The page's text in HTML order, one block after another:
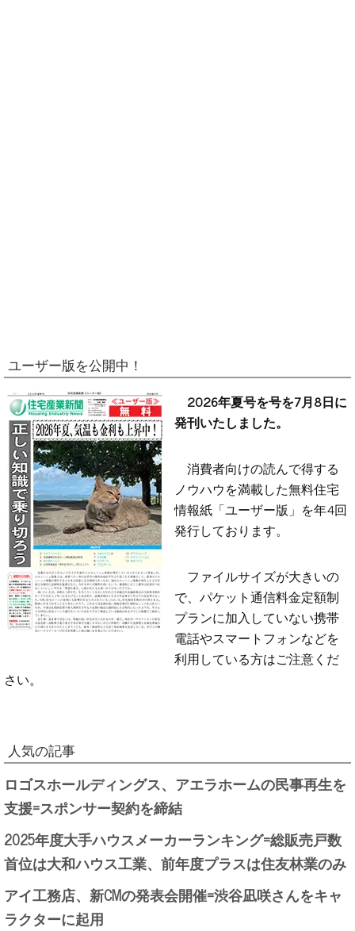
ユーザー版を公開中！
2026年夏号を号を7月8日に
発刊いたしました。
消費者向けの読んで得する
ノウハウを満載した無料住宅
情報紙「ユーザー版」を年4回
発行しております。
ファイルサイズが大きいの
で、パケット通信料金定額制
プランに加入していない携帯
電話やスマートフォンなどを
利用している方はご注意くだ
さい。
人気の記事
ロゴスホールディングス、アエラホームの民事再生を
支援=スポンサー契約を締結
2025年度大手ハウスメーカーランキング=総販売戸数
首位は大和ハウス工業、前年度プラスは住友林業のみ
アイ工務店、新CMの発表会開催=渋谷凪咲さんをキャ
ラクターに起用